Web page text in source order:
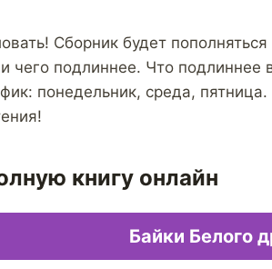
Сборник будет
чего подлиннее. Что подлиннее
понедельник, среда,
книгу онлайн
Байки Белого